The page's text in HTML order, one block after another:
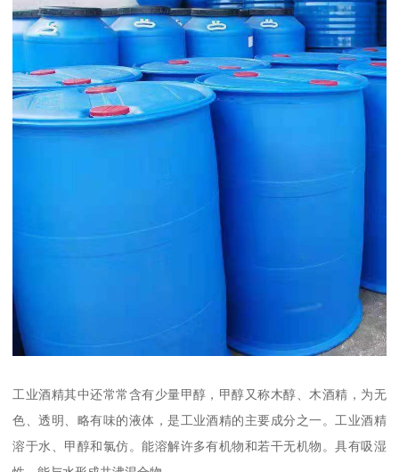
工业酒精其中还常常含有少量甲醇，甲醇又称木醇、木酒精，为无
色、透明、略有味的液体，是工业酒精的主要成分之一。工业酒精
溶于水、甲醇和氯仿。能溶解许多有机物和若干无机物。具有吸湿